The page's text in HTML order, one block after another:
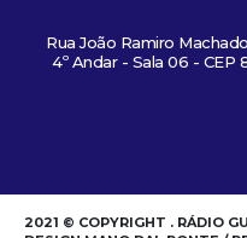
Rua João Ramiro
4º Andar - Sala 06 - CEP
2021 © COPYRIGHT . RÁDIO